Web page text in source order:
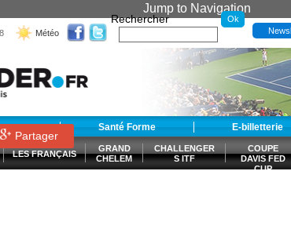
Jump to Navigation
Météo
Rechercher
Santé Forme E-billetterie
LES FRANÇAIS
GRAND
CHELEM
CHALLENGER
S ITF
COUPE
DAVIS FED
CUP
Partager